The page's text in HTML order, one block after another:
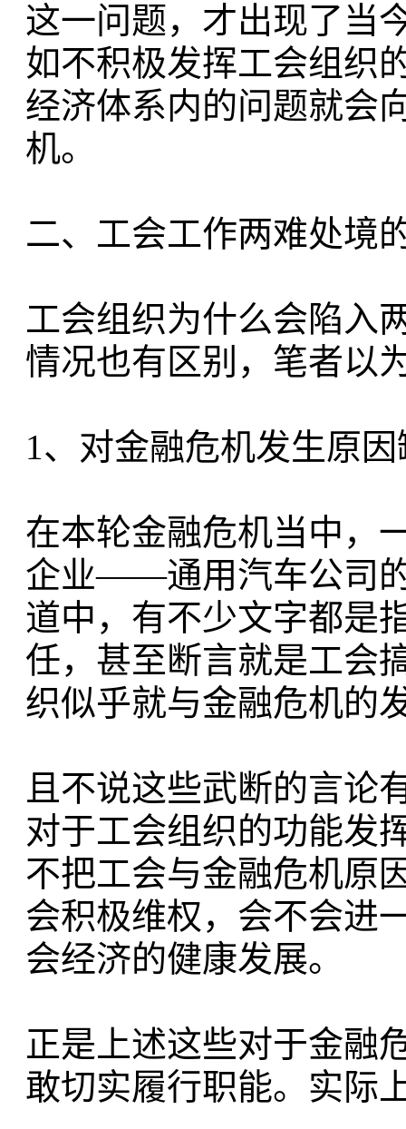
这一问题，才出现了当
如不积极发挥工会组织
经济体系内的问题就会
机。
二、工会工作两难处境
工会组织为什么会陷入
情况也有区别，笔者以
1、对金融危机发生原
在本轮金融危机当中，
企业——通用汽车公司
道中，有不少文字都是
任，甚至断言就是工会
织似乎就与金融危机的
且不说这些武断的言论
对于工会组织的功能发
不把工会与金融危机原
会积极维权，会不会进
会经济的健康发展。
正是上述这些对于金融
敢切实履行职能。实际